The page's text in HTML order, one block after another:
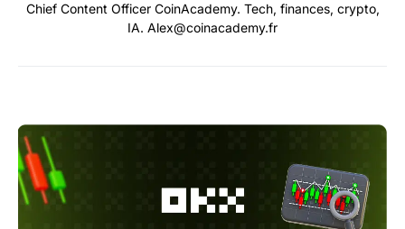
Chief Content Officer CoinAcademy. Tech, finances, crypto,
IA. Alex@coinacademy.fr